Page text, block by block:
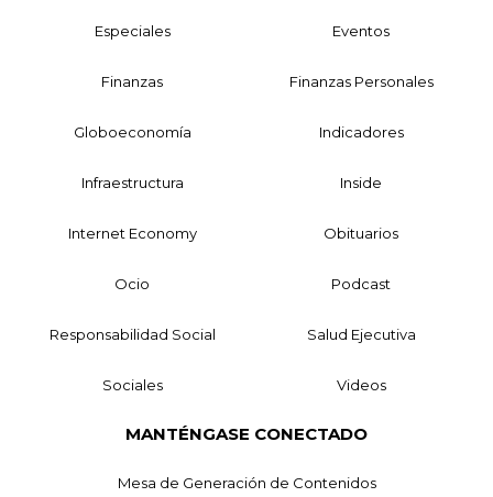
Especiales Eventos
Finanzas Finanzas Personales
Globoeconomía Indicadores
Infraestructura Inside
Internet Economy Obituarios
Ocio Podcast
Responsabilidad Social Salud Ejecutiva
Sociales Videos
MANTÉNGASE CONECTADO
Mesa de Generación de Contenidos